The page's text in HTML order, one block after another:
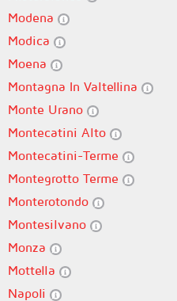
Modena
Modica
Moena
Montagna In Valtellina
Monte Urano
Montecatini Alto
Montecatini-Terme
Montegrotto Terme
Monterotondo
Montesilvano
Monza
Mottella
Napoli